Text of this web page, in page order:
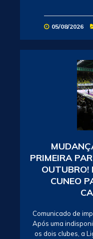
05/08/2026
PRIMEIRA
OUTUBRO!
CUNEO
Comunicado de
Após uma
os dois clubes, a